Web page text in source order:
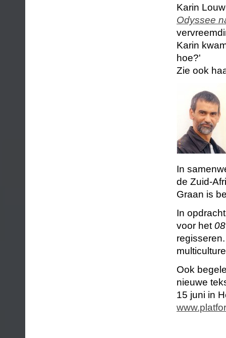
Karin
Odyssee
Karin
hoe?'
Zie ook
In
de Zuid-
Graan is
In
voor het
Ook
nieuwe
15 juni in